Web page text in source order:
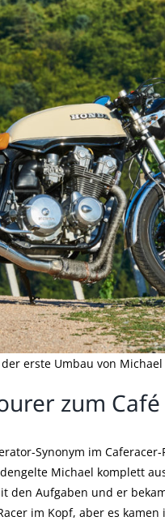
erste Umbau von
zum Café
Synonym im
Michael komplett
den Aufgaben und er
im Kopf, aber es